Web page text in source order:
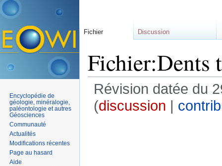
Fichier:Dents
Révision datée du
(discussion |
Fichier Discussion
Encyclopédie de
géologie, minéralogie,
paléontologie et autres
Géosciences
Communauté
Actualités
Modifications récentes
Page au hasard
Aide